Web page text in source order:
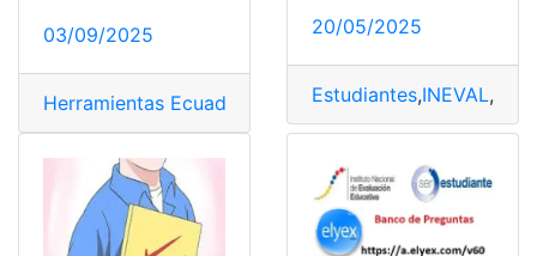
03/09/2025
Herramientas Ecuador
20/05/2025
Estudiantes,INEVAL,